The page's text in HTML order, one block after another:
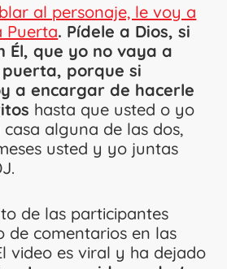
al personaje, le voy a
Puerta. Pídele a Dios, si
Él, que yo no vaya a
porque si
a encargar de hacerle
hasta que usted o yo
alguna de las dos,
usted y yo juntas
de las participantes
de comentarios en las
video es viral y ha dejado